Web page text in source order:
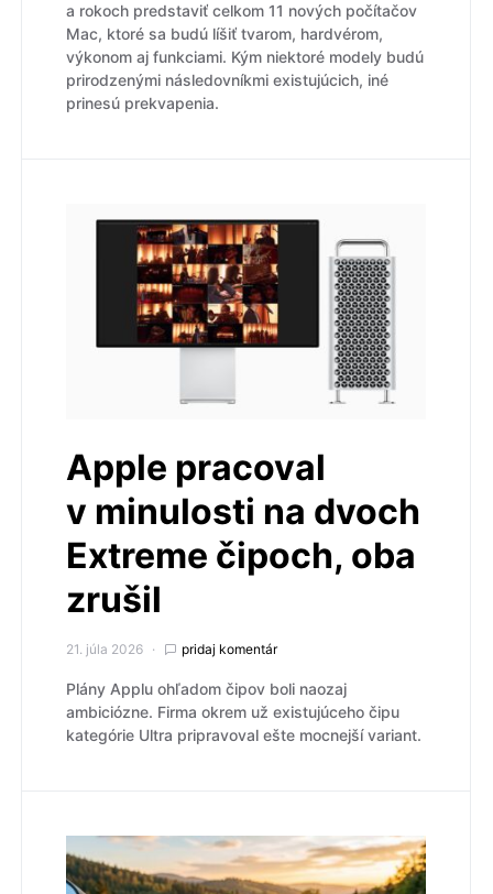
a rokoch predstaviť celkom 11 nových počítačov
Mac, ktoré sa budú líšiť tvarom, hardvérom,
výkonom aj funkciami. Kým niektoré modely budú
prirodzenými následovníkmi existujúcich, iné
prinesú prekvapenia.
Apple pracoval
v minulosti na dvoch
Extreme čipoch, oba
zrušil
21. júla 2026 pridaj komentár
Plány Applu ohľadom čipov boli naozaj
ambiciózne. Firma okrem už existujúceho čipu
kategórie Ultra pripravoval ešte mocnejší variant.